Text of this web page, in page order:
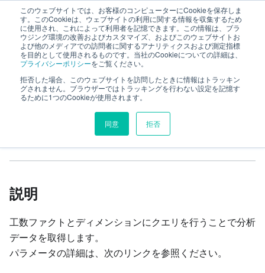
このウェブサイトでは、お客様のコンピューターにCookieを保存しま
す。このCookieは、ウェブサイトの利用に関する情報を収集するため
に使用され、これによって利用者を記憶できます。この情報は、ブラ
ウジング環境の改善およびカスタマイズ、およびこのウェブサイトお
よび他のメディアでの訪問者に関するアナリティクスおよび測定指標
を目的として使用されるものです。当社のCookieについての詳細は、
プライバシーポリシーをご覧ください。
拒否した場合、このウェブサイトを訪問したときに情報はトラッキン
グされません。ブラウザーではトラッキングを行わない設定を記憶す
るために1つのCookieが使用されます。
同意 拒否
TimeTracker RX Web API ヘルプ
リファレンス analytics
timeEntities
このページの見出し
説明
工数ファクトとディメンションにクエリを行うことで分析
データを取得します。
パラメータの詳細は、次のリンクを参照ください。